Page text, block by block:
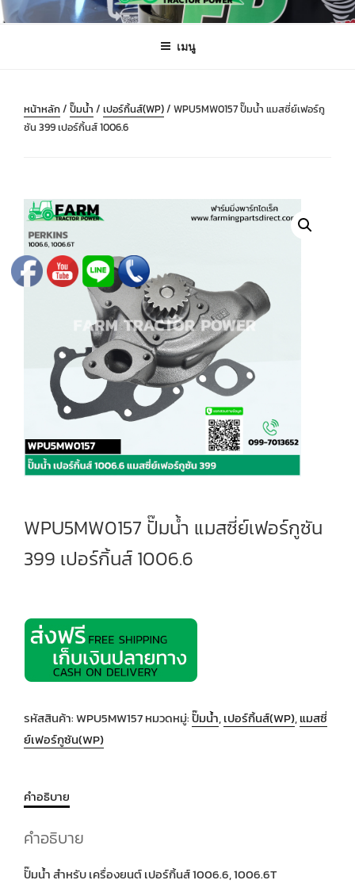
ข้ามFARMING PARTS DIRECT
ฟาร์มมิ่งพาร์ทไดเร็ค อะไหล่ รถไถ แทรกเตอร์ เครื่องมือจักรกลเกษตร จัดส่ง
เมนู
หน้าหลัก/ ปั๊มน้ำ / เปอร์กิ้นส์(WP)/ WPU5MW0157 ปั๊มน้ำ แมสซี่ย์เฟอร์กู
ซัน 399 เปอร์กิ้นส์ 1006.6
WPU5MW0157 ปั๊มน้ำ แมสซี่ย์เฟอร์กูซัน
399 เปอร์กิ้นส์ 1006.6
รหัสสินค้า:WPU5MW157หมวดหมู่:ปั๊มน้ำ,เปอร์กิ้นส์(WP),แมสซี่
ย์เฟอร์กูซัน(WP)
คำอธิบาย
คำอธิบาย
ปั๊มน้ำ สำหรับ เครื่องยนต์ เปอร์กิ้นส์ 1006.6, 1006.6T